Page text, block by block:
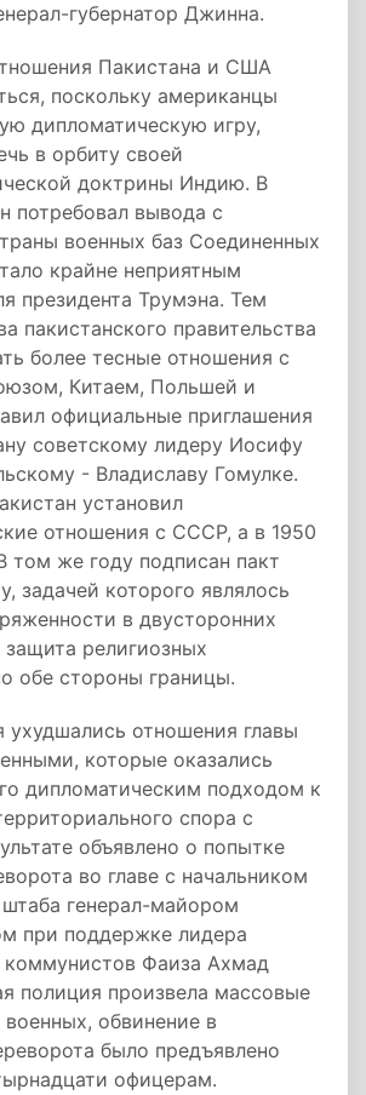
губернатор Джинна.
Пакистана и США
поскольку американцы
дипломатическую игру,
в орбиту своей
доктрины Индию. В
потребовал вывода с
военных баз Соединенных
крайне неприятным
президента Трумэна. Тем
пакистанского правительства
более тесные отношения с
Китаем, Польшей и
официальные приглашения
советскому лидеру Иосифу
- Владиславу Гомулке.
установил
отношения с СССР, а в 1950
том же году подписан пакт
задачей которого являлось
в двусторонних
религиозных
обе стороны границы.
отношения главы
которые оказались
дипломатическим подходом к
спора с
объявлено о попытке
во главе с начальником
штаба генерал-майором
при поддержке лидера
коммунистов Фаиза Ахмад
полиция произвела массовые
обвинение в
было предъявлено
офицерам.